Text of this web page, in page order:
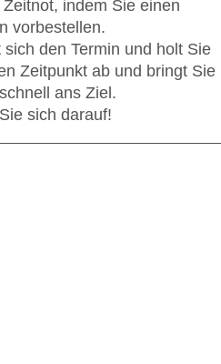
indem Sie einen
vorbestellen.
den Termin und holt Sie
Zeitpunkt ab und bringt Sie
ans Ziel.
sich darauf!